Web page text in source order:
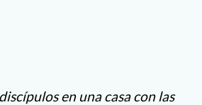
en una casa con las